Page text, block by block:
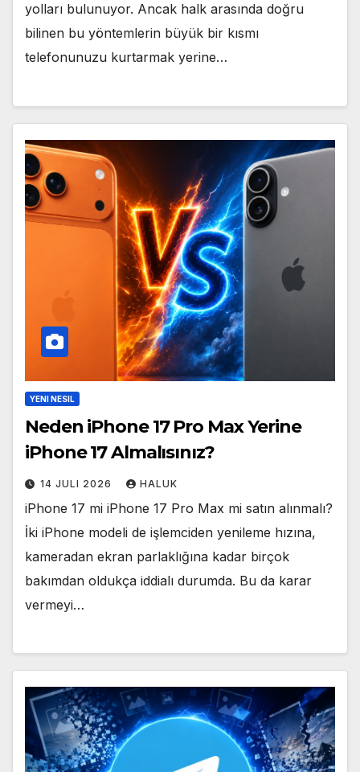
yolları bulunuyor. Ancak halk arasında doğru
bilinen bu yöntemlerin büyük bir kısmı
telefonunuzu kurtarmak yerine…
YENI NESIL
Neden iPhone 17 Pro Max Yerine
iPhone 17 Almalısınız?
14 JULI 2026 HALUK
iPhone 17 mi iPhone 17 Pro Max mi satın alınmalı?
İki iPhone modeli de işlemciden yenileme hızına,
kameradan ekran parlaklığına kadar birçok
bakımdan oldukça iddialı durumda. Bu da karar
vermeyi…